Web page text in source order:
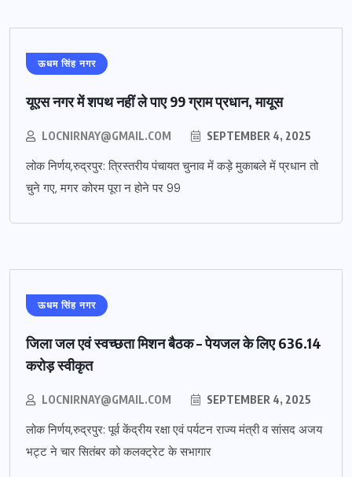
ऊधम सिंह नगर
यूएस नगर में शपथ नहीं ले पाए 99 ग्राम प्रधान, मायूस
LOCNIRNAY@GMAIL.COM SEPTEMBER 4, 2025
लोक निर्णय,रुद्रपुर: त्रिस्तरीय पंचायत चुनाव में कड़े मुकाबले में प्रधान तो
चुने गए, मगर कोरम पूरा न होने पर 99
ऊधम सिंह नगर
जिला जल एवं स्वच्छता मिशन बैठक – पेयजल के लिए 636.14
करोड़ स्वीकृत
LOCNIRNAY@GMAIL.COM SEPTEMBER 4, 2025
लोक निर्णय,रुद्रपुर: पूर्व केंद्रीय रक्षा एवं पर्यटन राज्य मंत्री व सांसद अजय
भट्ट ने चार सितंबर को कलक्ट्रेट के सभागार